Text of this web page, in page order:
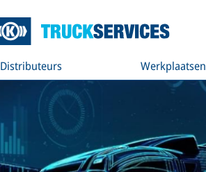
Distributeurs Werkplaatsen